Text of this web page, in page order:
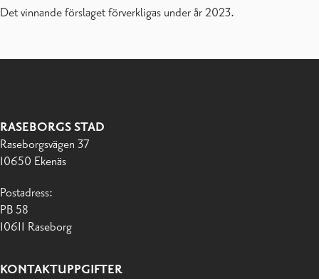
Det vinnande förslaget förverkligas under år 2023.
RASEBORGS STAD
Raseborgsvägen 37
10650 Ekenäs
Postadress:
PB 58
10611 Raseborg
KONTAKTUPPGIFTER